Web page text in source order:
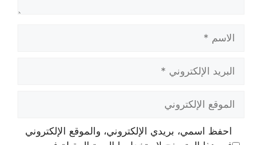
الاسم
البريد
الإلكتروني
الموقع
الإلكتروني
احفظ اسمي، بريدي الإلكتروني، والموقع الإلكتروني